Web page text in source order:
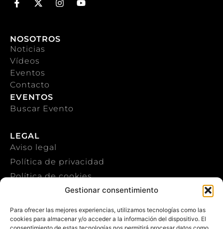
Gestionar consentimiento
Para ofrecer las mejores experiencias, utilizamos tecnologías como las
cookies para almacenar y/o acceder a la información del dispositivo. El
NOSOTROS
Noticias
Vídeos
Eventos
Contacto
EVENTOS
Buscar Evento
LEGAL
Aviso legal
Política de privacidad
Política de cookies